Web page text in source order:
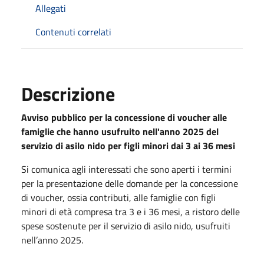
Allegati
Contenuti correlati
Descrizione
Avviso pubblico per la concessione di voucher alle
famiglie che hanno usufruito nell'anno 2025 del
servizio di asilo nido per figli minori dai 3 ai 36 mesi
Si comunica agli interessati che sono aperti i termini
per la presentazione delle domande per la concessione
di voucher, ossia contributi, alle famiglie con figli
minori di età compresa tra 3 e i 36 mesi, a ristoro delle
spese sostenute per il servizio di asilo nido, usufruiti
nell’anno 2025.